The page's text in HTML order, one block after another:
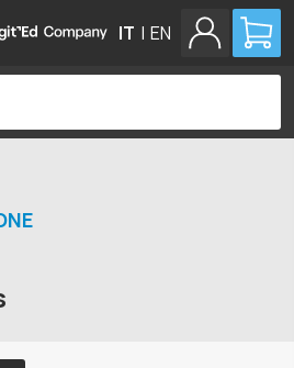
IT | EN